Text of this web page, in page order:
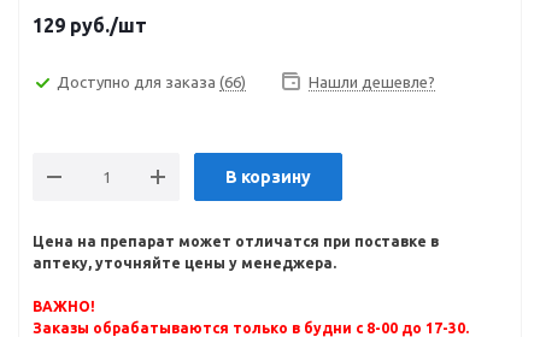
129 руб./шт
Доступно для заказа (66) Нашли дешевле?
В корзину
Цена на препарат может отличатся при поставке в
аптеку, уточняйте цены у менеджера.
ВАЖНО!
Заказы обрабатываются только в будни с 8-00 до 17-30.